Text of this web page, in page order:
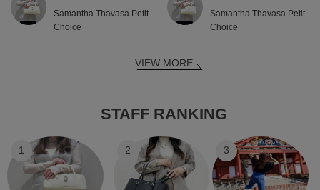
Samantha Thavasa Petit
Choice
Samantha Thavasa Petit
Choice
VIEW MORE
STAFF RANKING
1 2 3